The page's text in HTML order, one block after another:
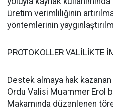
üretim verimliliğinin
yöntemlerinin
PROTOKOLLER VALİLİKTE
Destek almaya hak
Ordu Valisi Muammer Erol
Makamında düzenlenen